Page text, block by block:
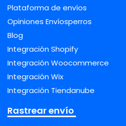
Plataforma de envíos
Opiniones Envíosperros
Blog
Integración Shopify
Integración Woocommerce
Integración Wix
Integración Tiendanube
Rastrear envío